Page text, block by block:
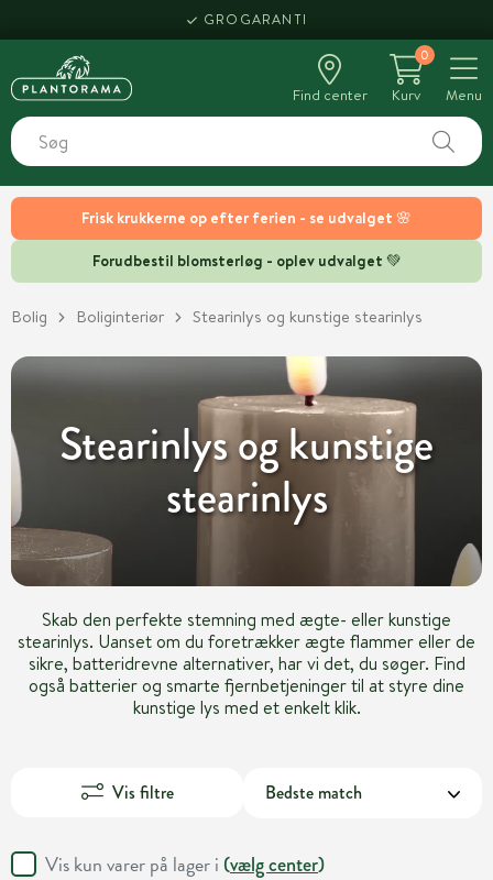
Frisk krukkerne op efter ferien - se udvalget 🌸
Forudbestil blomsterløg - oplev udvalget 💚
HENT SAMME DAG
Find center
0
Kurv
Menu
Bolig Boliginteriør Stearinlys og kunstige stearinlys
Stearinlys og kunstige
stearinlys
Skab den perfekte stemning med ægte- eller kunstige
stearinlys. Uanset om du foretrækker ægte flammer eller de
sikre, batteridrevne alternativer, har vi det, du søger. Find
også batterier og smarte fjernbetjeninger til at styre dine
kunstige lys med et enkelt klik.
Vis filtre
Vis kun varer på lager i (vælg center)